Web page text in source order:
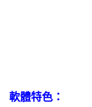
軟體特色：